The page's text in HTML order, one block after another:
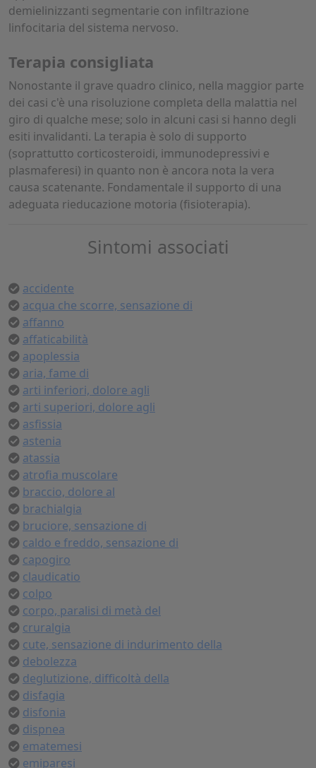
demielinizzanti segmentarie con infiltrazione
linfocitaria del sistema nervoso.
Terapia consigliata
Nonostante il grave quadro clinico, nella maggior parte
dei casi c'è una risoluzione completa della malattia nel
giro di qualche mese; solo in alcuni casi si hanno degli
esiti invalidanti. La terapia è solo di supporto
(soprattutto corticosteroidi, immunodepressivi e
plasmaferesi) in quanto non è ancora nota la vera
causa scatenante. Fondamentale il supporto di una
adeguata rieducazione motoria (fisioterapia).
Sintomi associati
accidente
acqua che scorre, sensazione di
affanno
affaticabilità
apoplessia
aria, fame di
arti inferiori, dolore agli
arti superiori, dolore agli
asfissia
astenia
atassia
atrofia muscolare
braccio, dolore al
brachialgia
bruciore, sensazione di
caldo e freddo, sensazione di
capogiro
claudicatio
colpo
corpo, paralisi di metà del
cruralgia
cute, sensazione di indurimento della
debolezza
deglutizione, difficoltà della
disfagia
disfonia
dispnea
ematemesi
emiparesi